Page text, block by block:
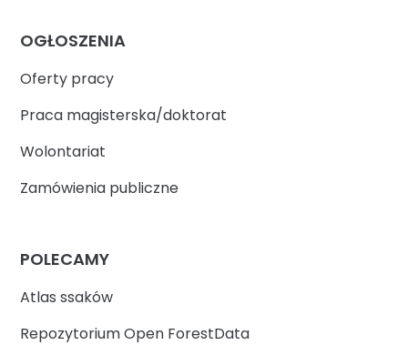
OGŁOSZENIA
Oferty pracy
Praca magisterska/doktorat
Wolontariat
Zamówienia publiczne
POLECAMY
Atlas ssaków
Repozytorium Open ForestData